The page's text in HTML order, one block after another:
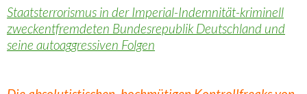
Staatsterrorismus in der Imperial-Indemnität-kriminell
zweckentfremdeten Bundesrepublik Deutschland und
seine autoaggressiven Folgen